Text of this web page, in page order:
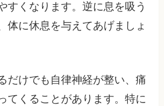
すくなります。逆に息を吸う
体に休息を与えてあげましょ
だけでも自律神経が整い、痛
てくることがあります。特に